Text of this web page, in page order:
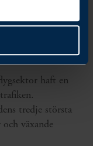
haft en
tredje största
växande